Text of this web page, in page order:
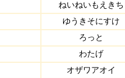
ねいねいもえきち
ゆうきそにすけ
ろっと
わたげ
オザワアオイ